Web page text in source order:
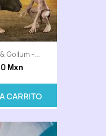
Gollum -...
Mxn
CARRITO